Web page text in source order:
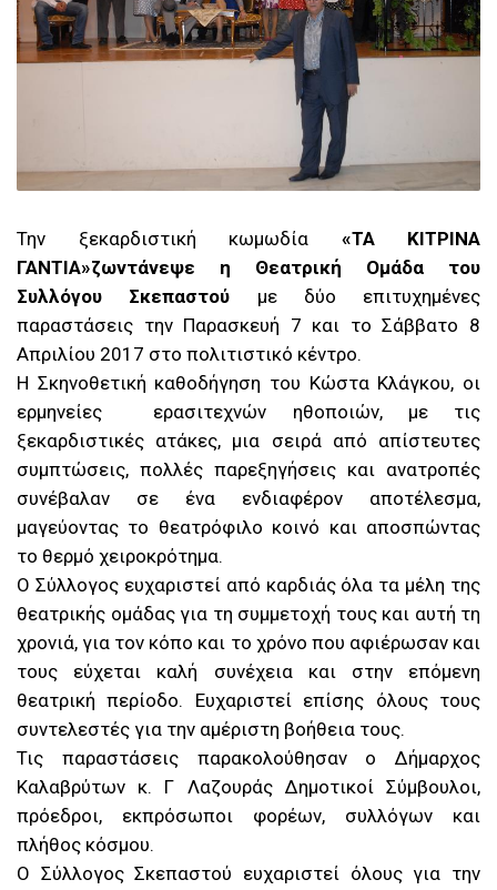
Την ξεκαρδιστική κωμωδία «ΤΑ ΚΙΤΡΙΝΑ
ΓΑΝΤΙΑ»ζωντάνεψε η Θεατρική Ομάδα του
Συλλόγου Σκεπαστού με δύο επιτυχημένες
παραστάσεις την Παρασκευή 7 και το Σάββατο 8
Απριλίου 2017 στο πολιτιστικό κέντρο.
Η Σκηνοθετική καθοδήγηση του Κώστα Κλάγκου, οι
ερμηνείες ερασιτεχνών ηθοποιών, με τις
ξεκαρδιστικές ατάκες, μια σειρά από απίστευτες
συμπτώσεις, πολλές παρεξηγήσεις και ανατροπές
συνέβαλαν σε ένα ενδιαφέρον αποτέλεσμα,
μαγεύοντας το θεατρόφιλο κοινό και αποσπώντας
το θερμό χειροκρότημα.
Ο Σύλλογος ευχαριστεί από καρδιάς όλα τα μέλη της
θεατρικής ομάδας για τη συμμετοχή τους και αυτή τη
χρονιά, για τον κόπο και το χρόνο που αφιέρωσαν και
τους εύχεται καλή συνέχεια και στην επόμενη
θεατρική περίοδο. Ευχαριστεί επίσης όλους τους
συντελεστές για την αμέριστη βοήθεια τους.
Τις παραστάσεις παρακολούθησαν ο Δήμαρχος
Καλαβρύτων κ. Γ Λαζουράς Δημοτικοί Σύμβουλοι,
πρόεδροι, εκπρόσωποι φορέων, συλλόγων και
πλήθος κόσμου.
Ο Σύλλογος Σκεπαστού ευχαριστεί όλους για την